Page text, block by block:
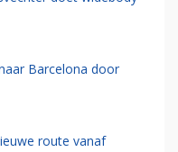
Barcelona door
route vanaf